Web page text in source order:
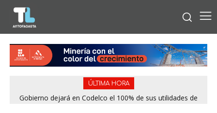
ÚLTIMA HORA
Gobierno dejará en Codelco el 100% de sus utilidades de